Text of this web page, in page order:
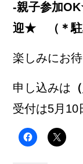
‐親子参加
迎★ （＊駐
楽しみにお待
申し込みは （
受付は5月10